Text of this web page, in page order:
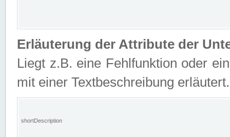
Erläuterung der Attribute der
Liegt z.B. eine Fehlfunktion oder
mit einer Textbeschreibung erläutert.
shortDescription